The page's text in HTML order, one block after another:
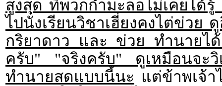
สูงสุด ที่พวกกำมะลอไม่เคยได้
ไปนั่งเรียนวิชาเฮี่ยงคงไต่ข่วย
กริยาดาว และ ข่วย ทำนายไ
ครับ" "จริงครับ" ดูเหมือนจะ
ทำนายสดแบบนี้นะ แต่ข้าพเจ้